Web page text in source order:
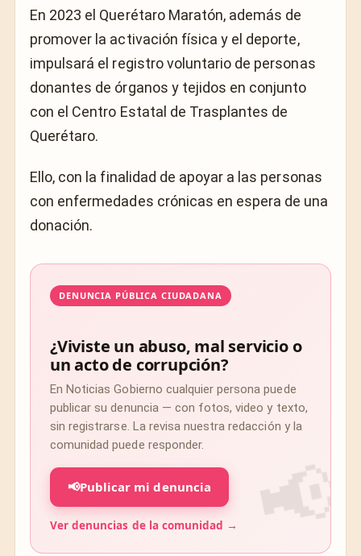
En 2023 el Querétaro Maratón, además de
promover la activación física y el deporte,
impulsará el registro voluntario de personas
donantes de órganos y tejidos en conjunto
con el Centro Estatal de Trasplantes de
Querétaro.
Ello, con la finalidad de apoyar a las personas
con enfermedades crónicas en espera de una
donación.
DENUNCIA PÚBLICA CIUDADANA
¿Viviste un abuso, mal servicio o
un acto de corrupción?
En Noticias Gobierno cualquier persona puede
publicar su denuncia — con fotos, video y texto,
sin registrarse. La revisa nuestra redacción y la
comunidad puede responder.
📢Publicar mi denuncia
Ver denuncias de la comunidad →